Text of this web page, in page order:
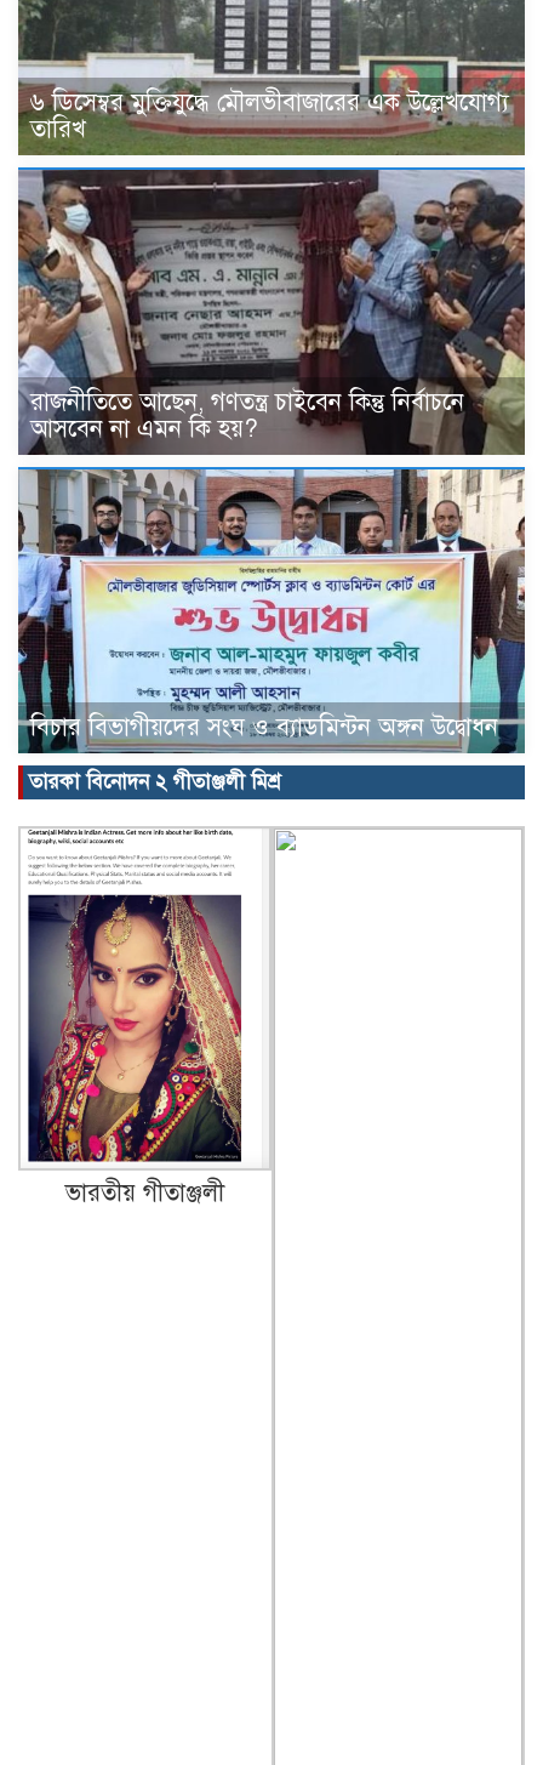
৬ ডিসেম্বর মুক্তিযুদ্ধে মৌলভীবাজারের এক উল্লেখযোগ্য
তারিখ
রাজনীতিতে আছেন, গণতন্ত্র চাইবেন কিন্তু নির্বাচনে
আসবেন না এমন কি হয়?
বিচার বিভাগীয়দের সংঘ ও ব্যাডমিন্টন অঙ্গন উদ্বোধন
তারকা বিনোদন ২ গীতাঞ্জলী মিশ্র
ভারতীয় গীতাঞ্জলী